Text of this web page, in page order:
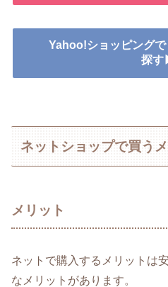
Yahoo!ショッピング
探
ネットショップで買う
メリット
ネットで購入するメリットは
なメリットがあります。